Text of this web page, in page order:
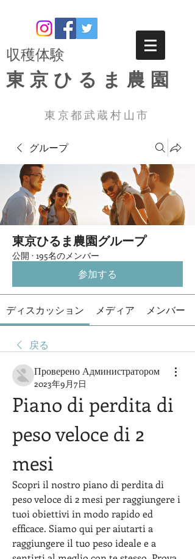
​収穫体験
東京ひるま農園
東京都武蔵村山市
グループ
東京ひるま農園グループ
公開 · 195名のメンバー
参加する
ディスカッション メディア メンバー
戻る
Проверено Администратором
2023年9月7日
Piano di perdita di
peso veloce di 2
mesi
Scopri il nostro piano di perdita di
peso veloce di 2 mesi per raggiungere i
tuoi obiettivi in modo rapido ed
efficace. Siamo qui per aiutarti a
raggiungere il tuo peso ideale e a